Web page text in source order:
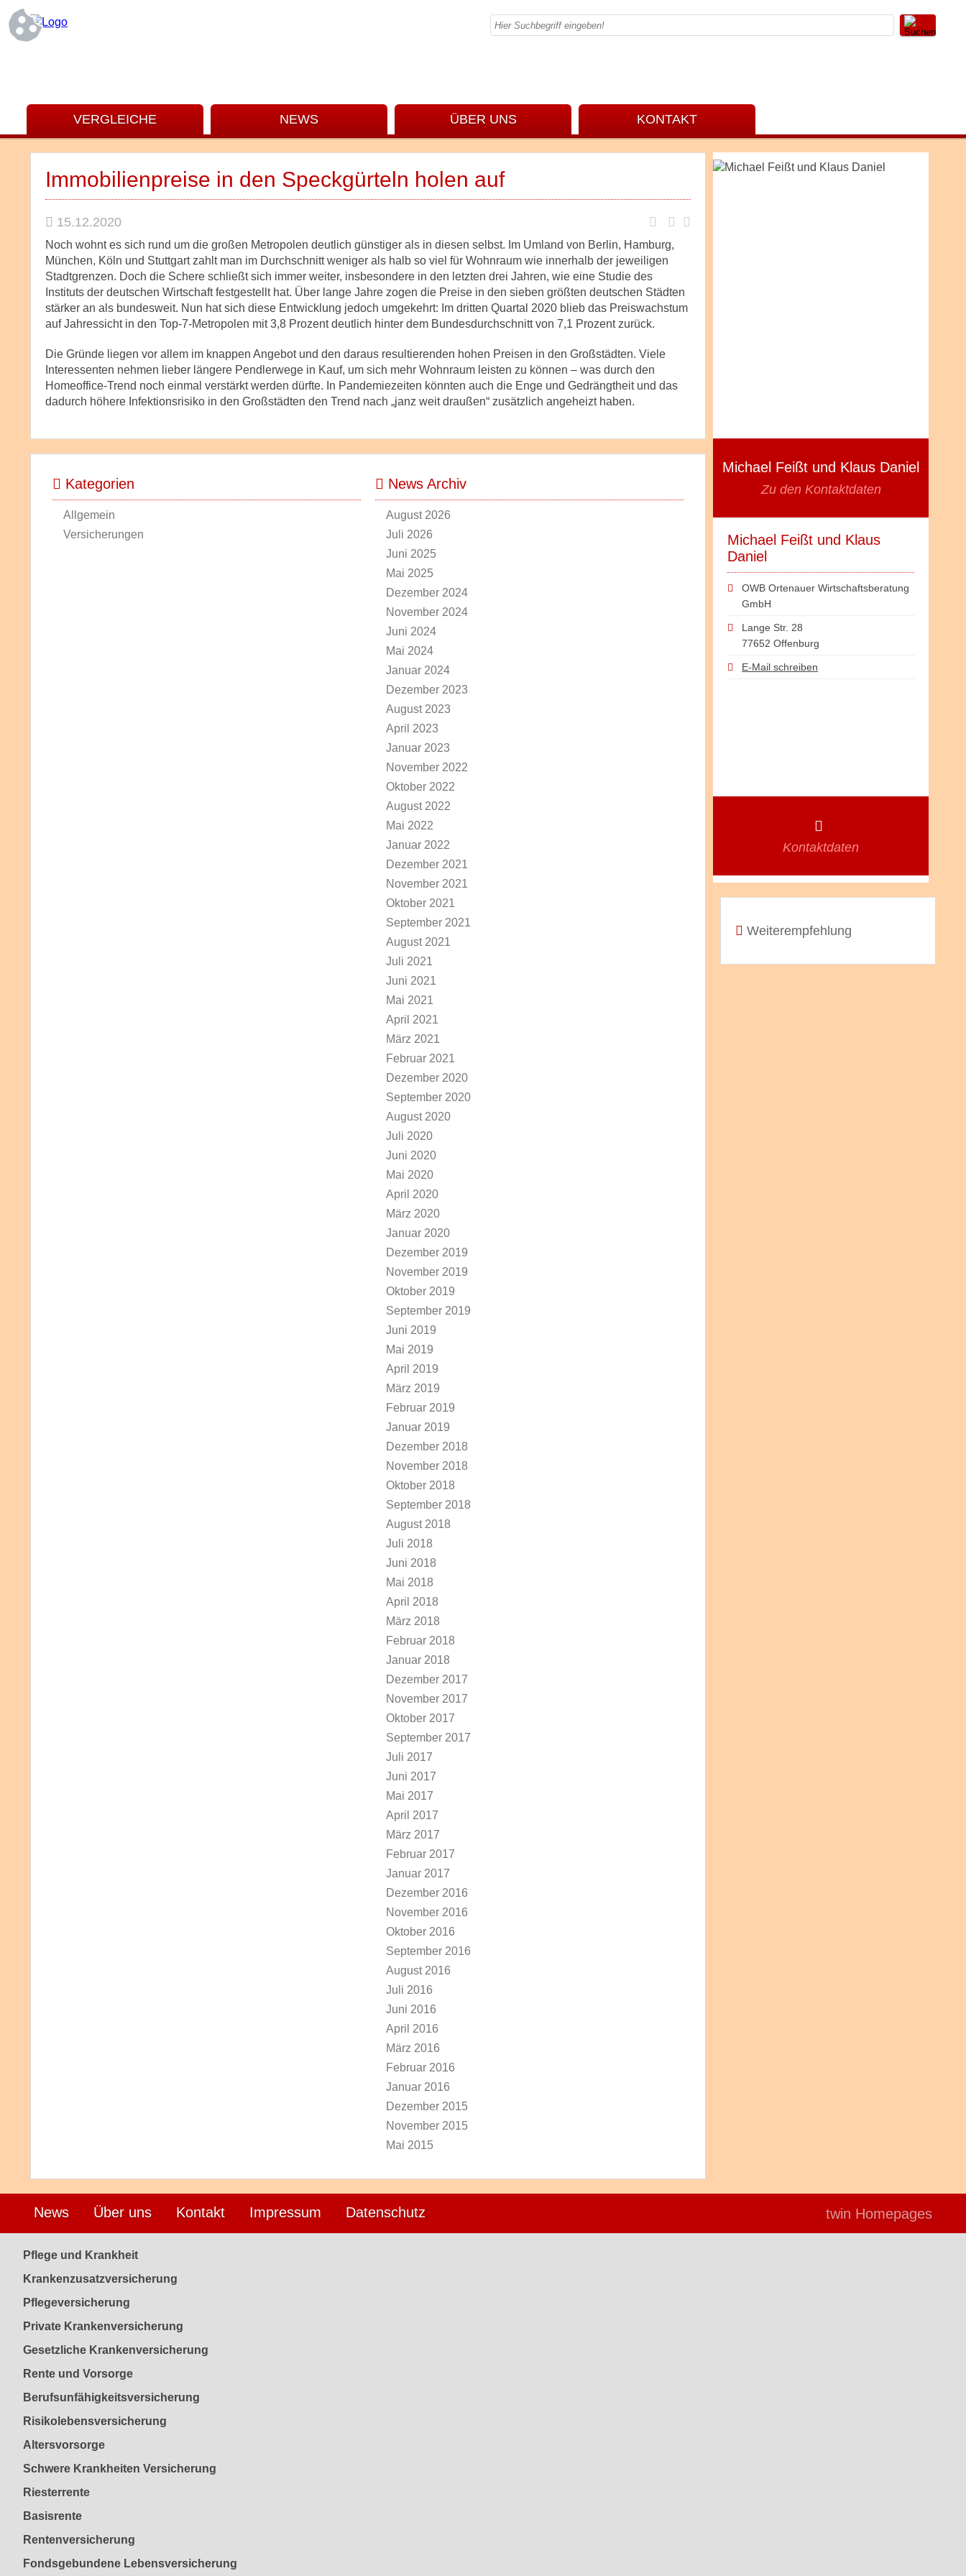
VERGLEICHE NEWS ÜBER UNS KONTAKT
Michael Feißt und Klaus Daniel
Zu den Kontaktdaten
Michael Feißt und Klaus
Daniel
OWB Ortenauer Wirtschaftsberatung
GmbH
Lange Str. 28
77652 Offenburg
E-Mail schreiben
Kontaktdaten
Weiterempfehlung
Immobilienpreise in den Speckgürteln holen auf
15.12.2020
Noch wohnt es sich rund um die großen Metropolen deutlich günstiger als in diesen selbst. Im Umland von Berlin, Hamburg,
München, Köln und Stuttgart zahlt man im Durchschnitt weniger als halb so viel für Wohnraum wie innerhalb der jeweiligen
Stadtgrenzen. Doch die Schere schließt sich immer weiter, insbesondere in den letzten drei Jahren, wie eine Studie des
Instituts der deutschen Wirtschaft festgestellt hat. Über lange Jahre zogen die Preise in den sieben größten deutschen Städten
stärker an als bundesweit. Nun hat sich diese Entwicklung jedoch umgekehrt: Im dritten Quartal 2020 blieb das Preiswachstum
auf Jahressicht in den Top-7-Metropolen mit 3,8 Prozent deutlich hinter dem Bundesdurchschnitt von 7,1 Prozent zurück.
Die Gründe liegen vor allem im knappen Angebot und den daraus resultierenden hohen Preisen in den Großstädten. Viele
Interessenten nehmen lieber längere Pendlerwege in Kauf, um sich mehr Wohnraum leisten zu können – was durch den
Homeoffice-Trend noch einmal verstärkt werden dürfte. In Pandemiezeiten könnten auch die Enge und Gedrängtheit und das
dadurch höhere Infektionsrisiko in den Großstädten den Trend nach „janz weit draußen“ zusätzlich angeheizt haben.
Kategorien
Allgemein
Versicherungen
News Archiv
August 2026
Juli 2026
Juni 2025
Mai 2025
Dezember 2024
November 2024
Juni 2024
Mai 2024
Januar 2024
Dezember 2023
August 2023
April 2023
Januar 2023
November 2022
Oktober 2022
August 2022
Mai 2022
Januar 2022
Dezember 2021
November 2021
Oktober 2021
September 2021
August 2021
Juli 2021
Juni 2021
Mai 2021
April 2021
März 2021
Februar 2021
Dezember 2020
September 2020
August 2020
Juli 2020
Juni 2020
Mai 2020
April 2020
März 2020
Januar 2020
Dezember 2019
November 2019
Oktober 2019
September 2019
Juni 2019
Mai 2019
April 2019
März 2019
Februar 2019
Januar 2019
Dezember 2018
November 2018
Oktober 2018
September 2018
August 2018
Juli 2018
Juni 2018
Mai 2018
April 2018
März 2018
Februar 2018
Januar 2018
Dezember 2017
November 2017
Oktober 2017
September 2017
Juli 2017
Juni 2017
Mai 2017
April 2017
März 2017
Februar 2017
Januar 2017
Dezember 2016
November 2016
Oktober 2016
September 2016
August 2016
Juli 2016
Juni 2016
April 2016
März 2016
Februar 2016
Januar 2016
Dezember 2015
November 2015
Mai 2015
News Über uns Kontakt Impressum Datenschutz twin Homepages
Pflege und Krankheit
Krankenzusatzversicherung
Pflegeversicherung
Private Krankenversicherung
Gesetzliche Krankenversicherung
Rente und Vorsorge
Berufs­unfähigkeitsversicherung
Risikolebensversicherung
Altersvorsorge
Schwere Krankheiten Versicherung
Riesterrente
Basisrente
Rentenversicherung
Fondsgebundene Lebensversicherung